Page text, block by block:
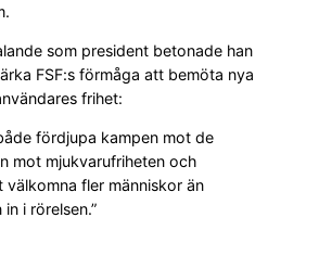
som president betonade han
FSF:s förmåga att bemöta nya
frihet:
fördjupa kampen mot de
mot mjukvarufriheten och
välkomna fler människor än
in i rörelsen.”